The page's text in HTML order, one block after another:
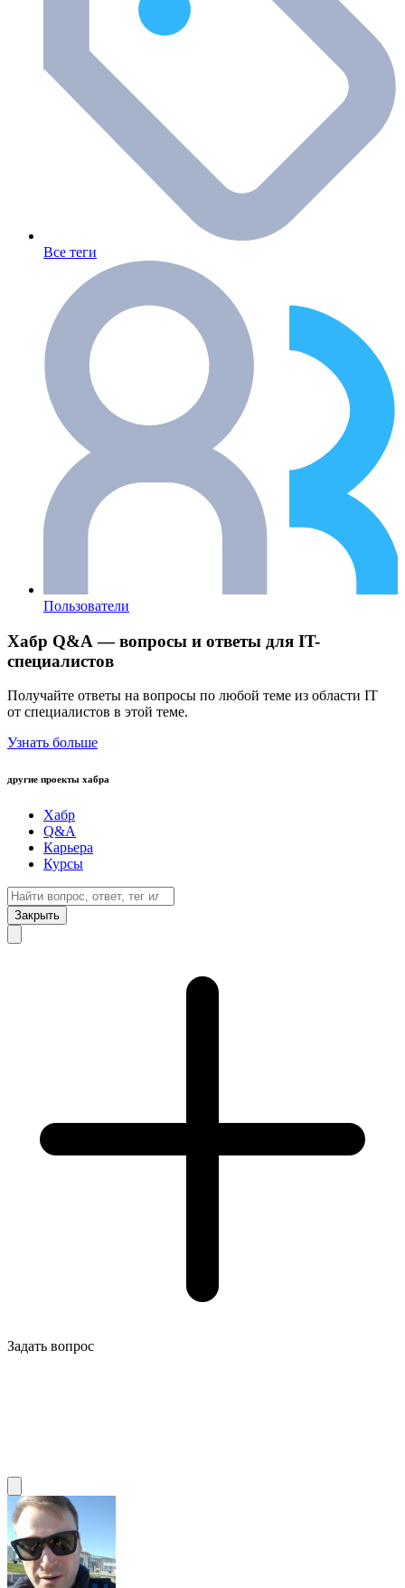
Все теги
Пользователи
Хабр Q&A — вопросы и ответы для IT-
специалистов
Получайте ответы на вопросы по любой теме из области IT
от специалистов в этой теме.
Узнать больше
другие проекты хабра
Хабр
Q&A
Карьера
Курсы
Закрыть
Задать вопрос